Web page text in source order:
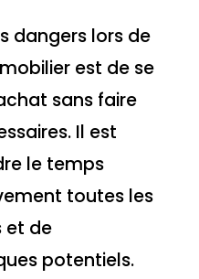
dangers lors de
est de se
sans faire
Il est
le temps
toutes les
et de
potentiels.